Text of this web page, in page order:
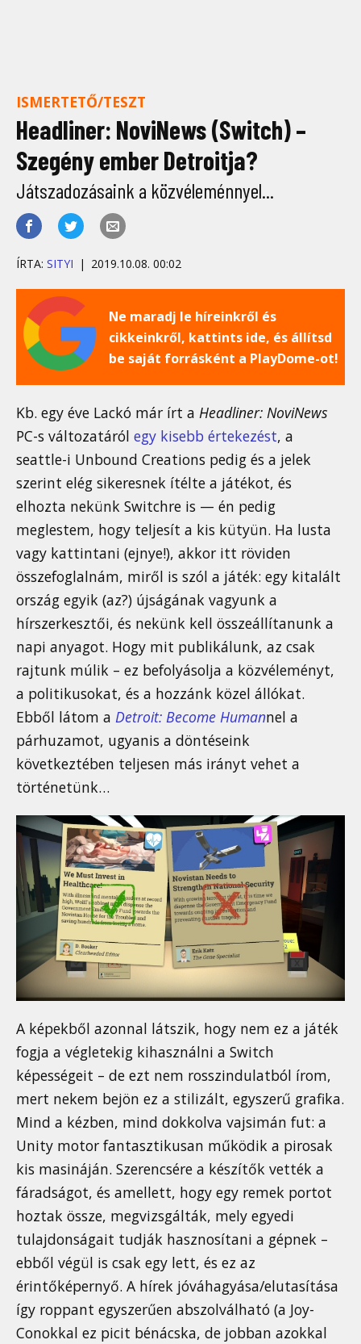
ISMERTETŐ/TESZT
Headliner: NoviNews (Switch) –
Szegény ember Detroitja?
Játszadozásaink a közvéleménnyel...
ÍRTA: SITYI 2019.10.08. 00:02
Ne maradj le híreinkről és
cikkeinkről, kattints ide, és állítsd
be saját forrásként a PlayDome-ot!
Kb. egy éve Lackó már írt a Headliner: NoviNews
PC-s változatáról egy kisebb értekezést, a
seattle-i Unbound Creations pedig és a jelek
szerint elég sikeresnek ítélte a játékot, és
elhozta nekünk Switchre is — én pedig
meglestem, hogy teljesít a kis kütyün. Ha lusta
vagy kattintani (ejnye!), akkor itt röviden
összefoglalnám, miről is szól a játék: egy kitalált
ország egyik (az?) újságának vagyunk a
hírszerkesztői, és nekünk kell összeállítanunk a
napi anyagot. Hogy mit publikálunk, az csak
rajtunk múlik – ez befolyásolja a közvéleményt,
a politikusokat, és a hozzánk közel állókat.
Ebből látom a Detroit: Become Humannel a
párhuzamot, ugyanis a döntéseink
következtében teljesen más irányt vehet a
történetünk…
A képekből azonnal látszik, hogy nem ez a játék
fogja a végletekig kihasználni a Switch
képességeit – de ezt nem rosszindulatból írom,
mert nekem bejön ez a stilizált, egyszerű grafika.
Mind a kézben, mind dokkolva vajsimán fut: a
Unity motor fantasztikusan működik a pirosak
kis masináján. Szerencsére a készítők vették a
fáradságot, és amellett, hogy egy remek portot
hoztak össze, megvizsgálták, mely egyedi
tulajdonságait tudják hasznosítani a gépnek –
ebből végül is csak egy lett, és ez az
érintőképernyő. A hírek jóváhagyása/elutasítása
így roppant egyszerűen abszolválható (a Joy-
Conokkal ez picit bénácska, de jobban azokkal